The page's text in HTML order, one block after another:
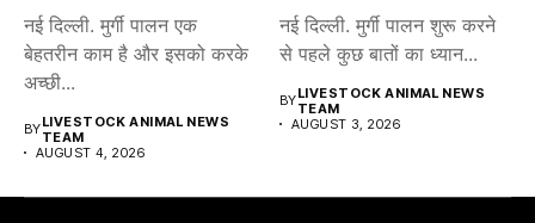
नई दिल्ली. मुर्गी पालन एक
बेहतरीन काम है और इसको करके
अच्छी...
BYLIVESTOCK ANIMAL NEWS
TEAM
AUGUST 4, 2026
नई दिल्ली. मुर्गी पालन शुरू करने
से पहले कुछ बातों का ध्यान...
BYLIVESTOCK ANIMAL NEWS
TEAM
AUGUST 3, 2026